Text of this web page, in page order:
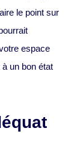
le point sur
espace
un bon état